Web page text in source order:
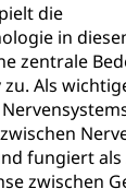
die
in
zentrale
Als
fungiert
zwischen